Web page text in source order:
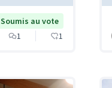
Soumis au vote
1 1